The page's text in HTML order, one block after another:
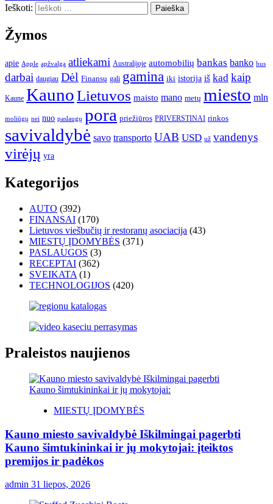
Ieškoti:
Žymos
apie Apple apžvalga atliekami Australijoje automobilių bankas banko bus
darbai daugiau Dėl Finansų gali gamina iki istorija iš kad kaip
Kaune KaunoLietuvos maisto mano metų miesto mln
moliūgų nei nuo paslaugų pora priežiūros PRIVERSTINAI rinkos
savivaldybė savo transporto UAB USD už vandenys
virėjų yra
Kategorijos
AUTO (392)
FINANSAI (170)
Lietuvos viešbučių ir restoranų asociacija (43)
MIESTŲ ĮDOMYBĖS (371)
PASLAUGOS (3)
RECEPTAI (362)
SVEIKATA (1)
TECHNOLOGIJOS (420)
Praleistos naujienos
MIESTŲ ĮDOMYBĖS
Kauno miesto savivaldybė Iškilmingai pagerbti
Kauno šimtukininkai ir jų mokytojai: įteiktos
premijos ir padėkos
admin 31 liepos, 2026